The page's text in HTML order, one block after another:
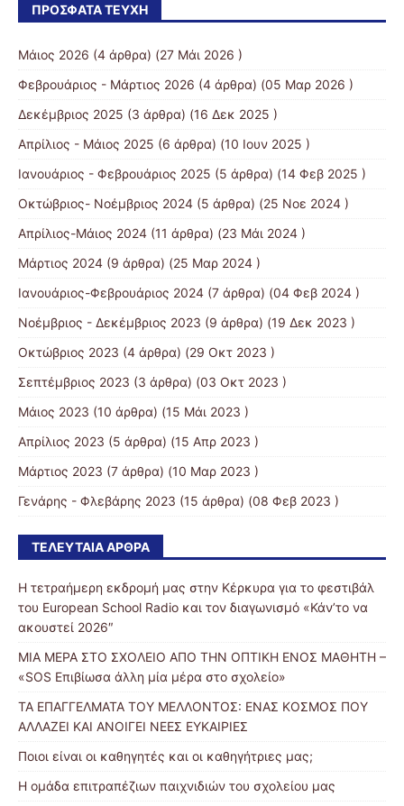
ΠΡΌΣΦΑΤΑ ΤΕΎΧΗ
Μάιος 2026 (4 άρθρα) (27 Μάι 2026 )
Φεβρουάριος - Μάρτιος 2026 (4 άρθρα) (05 Μαρ 2026 )
Δεκέμβριος 2025 (3 άρθρα) (16 Δεκ 2025 )
Απρίλιος - Μάιος 2025 (6 άρθρα) (10 Ιουν 2025 )
Ιανουάριος - Φεβρουάριος 2025 (5 άρθρα) (14 Φεβ 2025 )
Οκτώβριος- Νοέμβριος 2024 (5 άρθρα) (25 Νοε 2024 )
Απρίλιος-Μάιος 2024 (11 άρθρα) (23 Μάι 2024 )
Μάρτιος 2024 (9 άρθρα) (25 Μαρ 2024 )
Ιανουάριος-Φεβρουάριος 2024 (7 άρθρα) (04 Φεβ 2024 )
Νοέμβριος - Δεκέμβριος 2023 (9 άρθρα) (19 Δεκ 2023 )
Οκτώβριος 2023 (4 άρθρα) (29 Οκτ 2023 )
Σεπτέμβριος 2023 (3 άρθρα) (03 Οκτ 2023 )
Μάιος 2023 (10 άρθρα) (15 Μάι 2023 )
Απρίλιος 2023 (5 άρθρα) (15 Απρ 2023 )
Μάρτιος 2023 (7 άρθρα) (10 Μαρ 2023 )
Γενάρης - Φλεβάρης 2023 (15 άρθρα) (08 Φεβ 2023 )
ΤΕΛΕΥΤΑΊΑ ΆΡΘΡΑ
Η τετραήμερη εκδρομή μας στην Κέρκυρα για το φεστιβάλ
του European School Radio και τον διαγωνισμό «Κάν’το να
ακουστεί 2026″
ΜΙΑ ΜΕΡΑ ΣΤΟ ΣΧΟΛΕΙΟ ΑΠΟ ΤΗΝ ΟΠΤΙΚΗ ΕΝΟΣ ΜΑΘΗΤΗ –
«SOS Επιβίωσα άλλη μία μέρα στο σχολείο»
ΤΑ ΕΠΑΓΓΕΛΜΑΤΑ ΤΟΥ ΜΕΛΛΟΝΤΟΣ: ΕΝΑΣ ΚΟΣΜΟΣ ΠΟΥ
ΑΛΛΑΖΕΙ ΚΑΙ ΑΝΟΙΓΕΙ ΝΕΕΣ ΕΥΚΑΙΡΙΕΣ
Ποιοι είναι οι καθηγητές και οι καθηγήτριες μας;
Η ομάδα επιτραπέζιων παιχνιδιών του σχολείου μας